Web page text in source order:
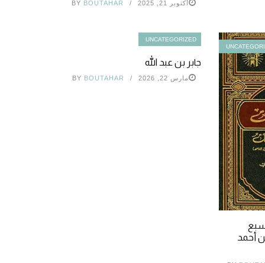
أكتوبر 21, 2025 BY BOUTAHAR
UNCATEGORIZED
جابر بن عبد الله
مارس 22, 2026 BY BOUTAHAR
أحمد